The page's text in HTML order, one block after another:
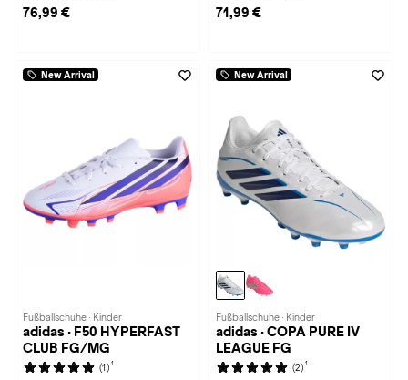
76,99 € 71,99 €
New Arrival
Fußballschuhe · Kinder
adidas · F50 HYPERFAST
CLUB FG/MG
(1) 1
New Arrival
Fußballschuhe · Kinder
adidas · COPA PURE IV
LEAGUE FG
(2) 1